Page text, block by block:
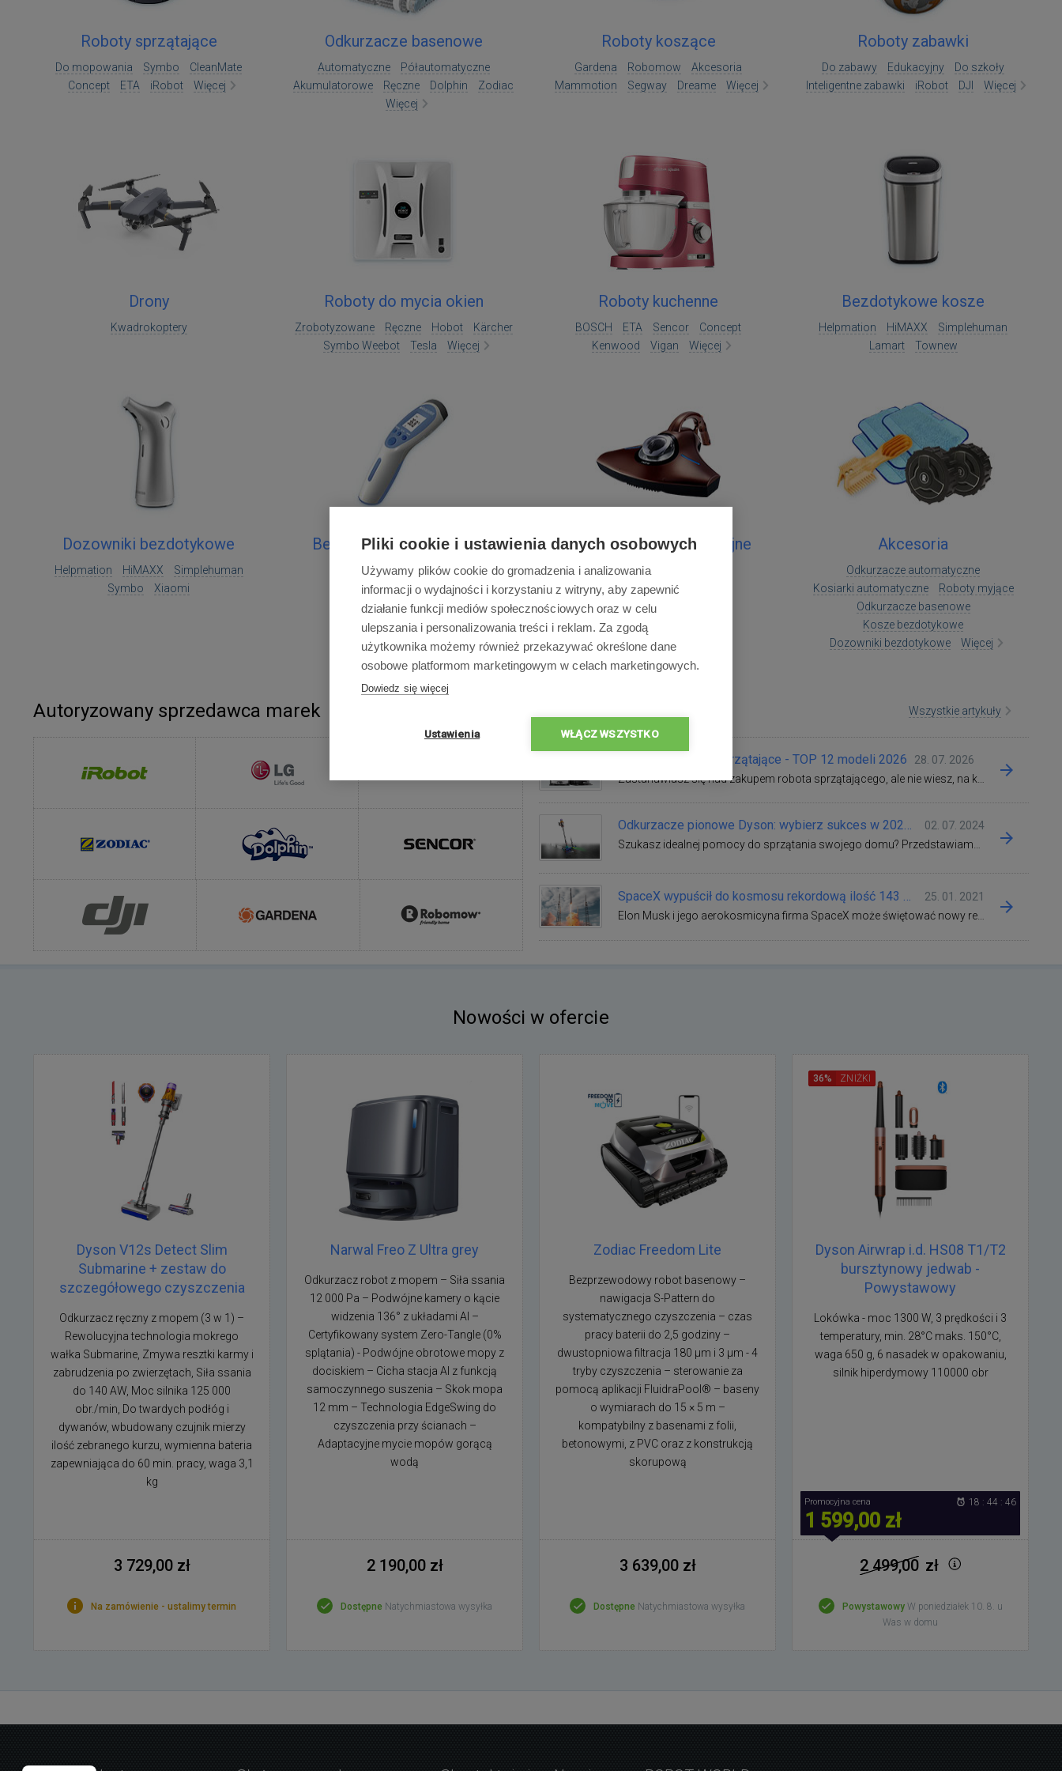
Roboty sprzątające
Do mopowania Symbo
CleanMate
Concept
ETA iRobot Więcej
Odkurzacze basenowe
Automatyczne
Półautomatyczne
Akumulatorowe
Ręczne Dolphin
Zodiac
Więcej
Roboty koszące
Gardena Robomow
Akcesoria
Mammotion
Segway Dreame Więcej
Roboty zabawki
Do zabawy Edukacyjny
Do szkoły
Inteligentne zabawki
iRobot DJI Więcej
Drony
Kwadrokoptery
Roboty do mycia okien
Zrobotyzowane Ręczne Hobot
Kärcher
Symbo Weebot
Tesla Więcej
Roboty kuchenne
BOSCH ETA Sencor
Concept
Kenwood
Vigan Więcej
Bezdotykowe kosze
Helpmation HiMAXX
Simplehuman
Lamart
Townew
Dozowniki bezdotykowe
Helpmation HiMAXX
Simplehuman
Symbo
Xiaomi
Bezdotykowe termometry Odkurzacze antybakteryjne Akcesoria
Odkurzacze automatyczne
Kosiarki automatyczne
Roboty myjące
Odkurzacze basenowe
Kosze bezdotykowe
Dozowniki bezdotykowe
Więcej
Autoryzowany sprzedawca marek Wszystkie artykuły
Najlepsze roboty sprzątające - TOP 12 modeli 2026
28. 07. 2026
Zastanawiasz się nad zakupem robota sprzątającego, ale nie wiesz, na który model się zdecydować? Świetnie trafiłeś! Na naszym blogu przygotowaliśmy kompleksowy przewodnik oraz roboty sprzątające ranking 2026, który ułatwi Ci wybór najlepszego sprzętu niezależnie od założonego budżetu.
Odkurzacze pionowe Dyson: wybierz sukces w 2024 roku
02. 07. 2024
Szukasz idealnej pomocy do sprzątania swojego domu? Przedstawiamy najlepsze odkurzacze marki Dyson, które mogą poszczycić się innowacyjnymi technologiami, wyrafinowanym designem i najwyższą wydajnością. Dzięki tym odkurzaczom, sprzątanie stanie się zabawą.
25. 01. 2021
Nowości w ofercie
Dyson V12s Detect Slim
Submarine + zestaw do
szczegółowego czyszczenia
Odkurzacz ręczny z mopem (3 w 1) –
Rewolucyjna technologia mokrego
wałka Submarine, Zmywa resztki karmy i
zabrudzenia po zwierzętach, Siła ssania
do 140 AW, Moc silnika 125 000
obr./min, Do twardych podłóg i
dywanów, wbudowany czujnik mierzy
ilość zebranego kurzu, wymienna bateria
zapewniająca do 60 min. pracy, waga 3,1
kg
3 729,00 zł
Na zamówienie - ustalimy termin
Narwal Freo Z Ultra grey
Odkurzacz robot z mopem – Siła ssania
12 000 Pa – Podwójne kamery o kącie
widzenia 136° z układami AI –
Certyfikowany system Zero-Tangle (0%
splątania) - Podwójne obrotowe mopy z
dociskiem – Cicha stacja AI z funkcją
samoczynnego suszenia – Skok mopa
12 mm – Technologia EdgeSwing do
czyszczenia przy ścianach –
Adaptacyjne mycie mopów gorącą
wodą
2 190,00 zł
Dostępne Natychmiastowa wysyłka
Zodiac Freedom Lite
Bezprzewodowy robot basenowy –
nawigacja S-Pattern do
systematycznego czyszczenia – czas
pracy baterii do 2,5 godziny –
dwustopniowa filtracja 180 µm i 3 µm - 4
tryby czyszczenia – sterowanie za
pomocą aplikacji FluidraPool® – baseny
o wymiarach do 15 × 5 m –
kompatybilny z basenami z folii,
betonowymi, z PVC oraz z konstrukcją
skorupową
3 639,00 zł
Dostępne Natychmiastowa wysyłka
Dyson Airwrap i.d. HS08 T1/T2
bursztynowy jedwab -
Powystawowy
Lokówka - moc 1300 W, 3 prędkości i 3
temperatury, min. 28°C maks. 150°C,
waga 650 g, 6 nasadek w opakowaniu,
silnik hiperdymowy 110000 obr
36% ZNIŻKI
Promocyjna cena
1 599,00 zł
18 : 44 : 45
2 499,00 zł
Powystawowy W poniedziałek 10. 8. u
Was w domu
Pliki cookie i ustawienia danych osobowych
Używamy plików cookie do gromadzenia i analizowania
informacji o wydajności i korzystaniu z witryny, aby zapewnić
działanie funkcji mediów społecznościowych oraz w celu
ulepszania i personalizowania treści i reklam. Za zgodą
użytkownika możemy również przekazywać określone dane
osobowe platformom marketingowym w celach marketingowych.
Dowiedz się więcej
Ustawienia WŁĄCZ WSZYSTKO